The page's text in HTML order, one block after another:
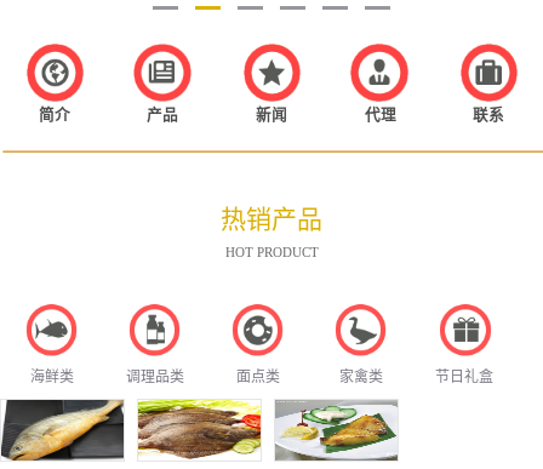
简介 产品 新闻 代理 联系
热销产品
HOT PRODUCT
海鲜类 调理品类 面点类 家禽类 节日礼盒